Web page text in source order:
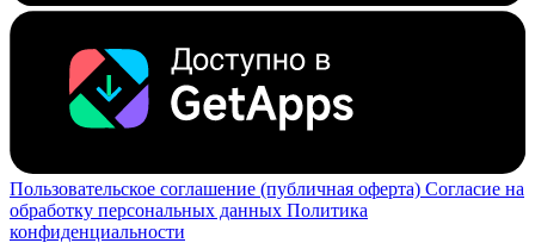
Пользовательское соглашение (публичная оферта) Согласие на
обработку персональных данных Политика
конфиденциальности